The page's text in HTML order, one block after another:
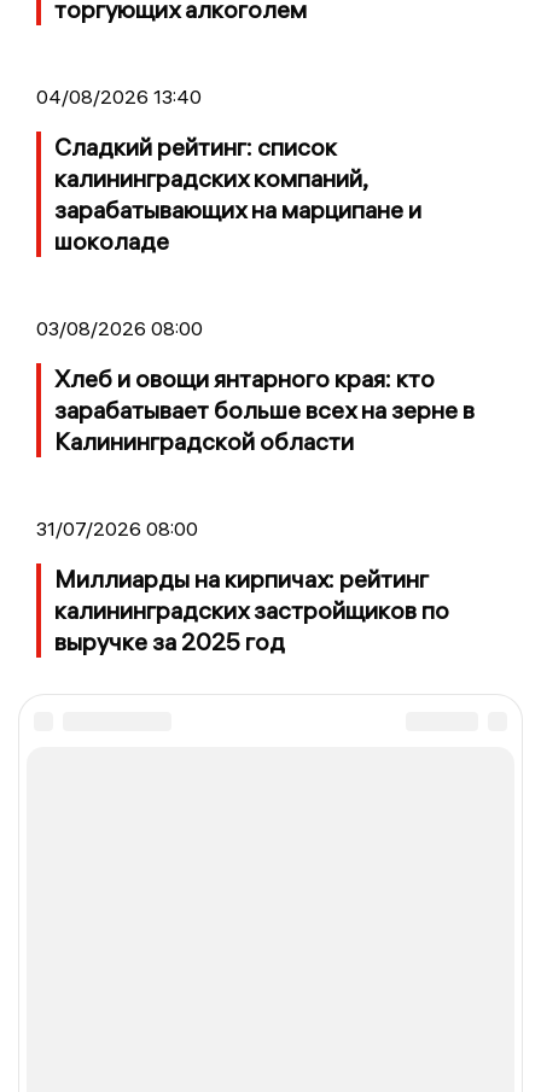
торгующих алкоголем
04/08/2026 13:40
Сладкий рейтинг: список
калининградских компаний,
зарабатывающих на марципане и
шоколаде
03/08/2026 08:00
Хлеб и овощи янтарного края: кто
зарабатывает больше всех на зерне в
Калининградской области
31/07/2026 08:00
Миллиарды на кирпичах: рейтинг
калининградских застройщиков по
выручке за 2025 год